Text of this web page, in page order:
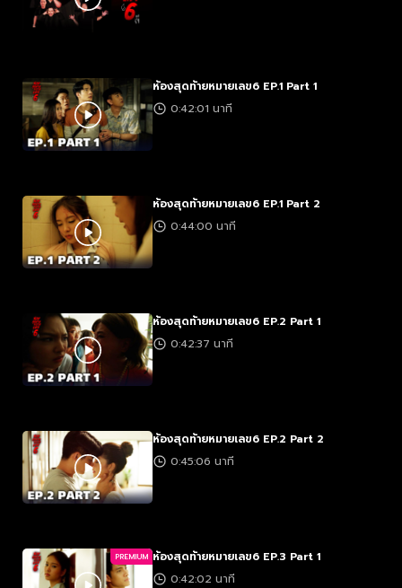
ห้องสุดท้ายหมายเลข6 EP.1 Part 1
0:42:01 นาที
ห้องสุดท้ายหมายเลข6 EP.1 Part 2
0:44:00 นาที
ห้องสุดท้ายหมายเลข6 EP.2 Part 1
0:42:37 นาที
ห้องสุดท้ายหมายเลข6 EP.2 Part 2
0:45:06 นาที
PREMIUM ห้องสุดท้ายหมายเลข6 EP.3 Part 1
0:42:02 นาที